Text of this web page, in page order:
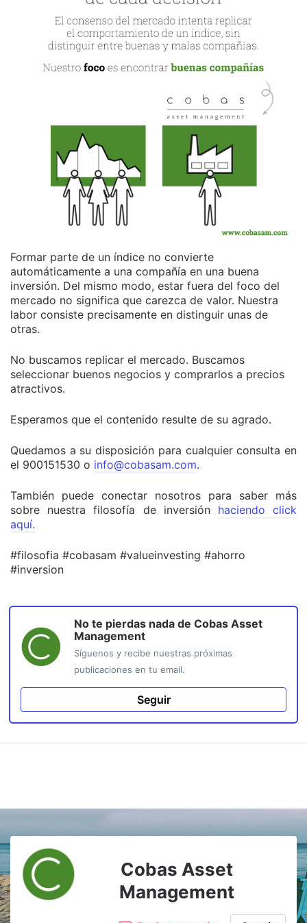
Formar parte de un índice no convierte
automáticamente a una compañía en una buena
inversión. Del mismo modo, estar fuera del foco del
mercado no significa que carezca de valor. Nuestra
labor consiste precisamente en distinguir unas de
otras.
No buscamos replicar el mercado. Buscamos
seleccionar buenos negocios y comprarlos a precios
atractivos.
Esperamos que el contenido resulte de su agrado.
Quedamos a su disposición para cualquier consulta en
el 900151530 o info@cobasam.com.
También puede conectar nosotros para saber más
sobre nuestra filosofía de inversión haciendo click
aquí.
#filosofia #cobasam #valueinvesting #ahorro
#inversion
No te pierdas nada de Cobas Asset
Management
Síguenos y recibe nuestras próximas
publicaciones en tu email.
Seguir
Cobas Asset
Management